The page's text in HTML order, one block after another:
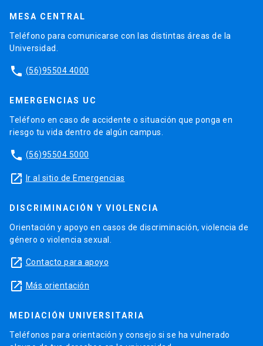
MESA CENTRAL
Teléfono para comunicarse con las distintas áreas de la
Universidad.
phone (56)95504 4000
EMERGENCIAS UC
Teléfono en caso de accidente o situación que ponga en
riesgo tu vida dentro de algún campus.
phone (56)95504 5000
launch Ir al sitio de Emergencias
DISCRIMINACIÓN Y VIOLENCIA
Orientación y apoyo en casos de discriminación, violencia de
género o violencia sexual.
launch Contacto para apoyo
launch Más orientación
MEDIACIÓN UNIVERSITARIA
Teléfonos para orientación y consejo si se ha vulnerado